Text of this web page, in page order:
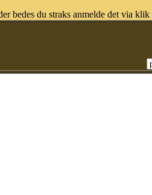
bedes du straks anmelde det via